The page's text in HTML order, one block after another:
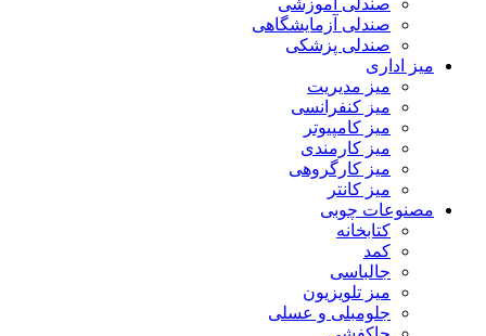
صندلی آموزشی
صندلی آزمایشگاهی
صندلی پزشکی
میز اداری
میز مدیریت
میز کنفرانسی
میز کامپیوتر
میز کارمندی
میز کارگروهی
میز کانتر
مصنوعات چوبی
کتابخانه
کمد
جالباسی
میز تلویزیون
جلومبلی و عسلی